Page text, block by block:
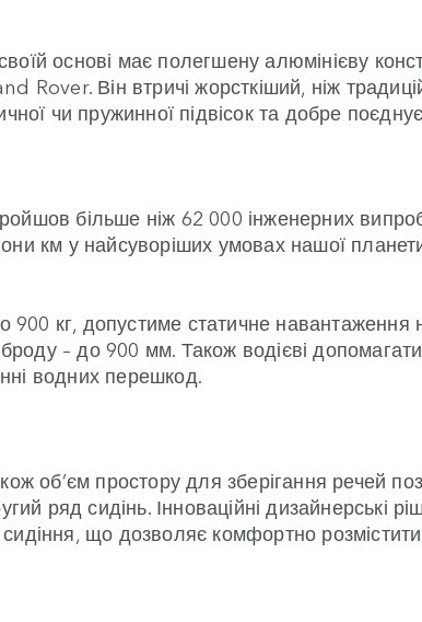
основі має полегшену алюмінієву
Rover. Він втричі жорсткіший, ніж
чи пружинної підвісок та добре
більше ніж 62 000 інженерних
км у найсуворіших умовах нашої
кг, допустиме статичне навантаження
– до 900 мм. Також водієві
водних перешкод.
об’єм простору для зберігання речей
ряд сидінь. Інноваційні дизайнерські
що дозволяє комфортно